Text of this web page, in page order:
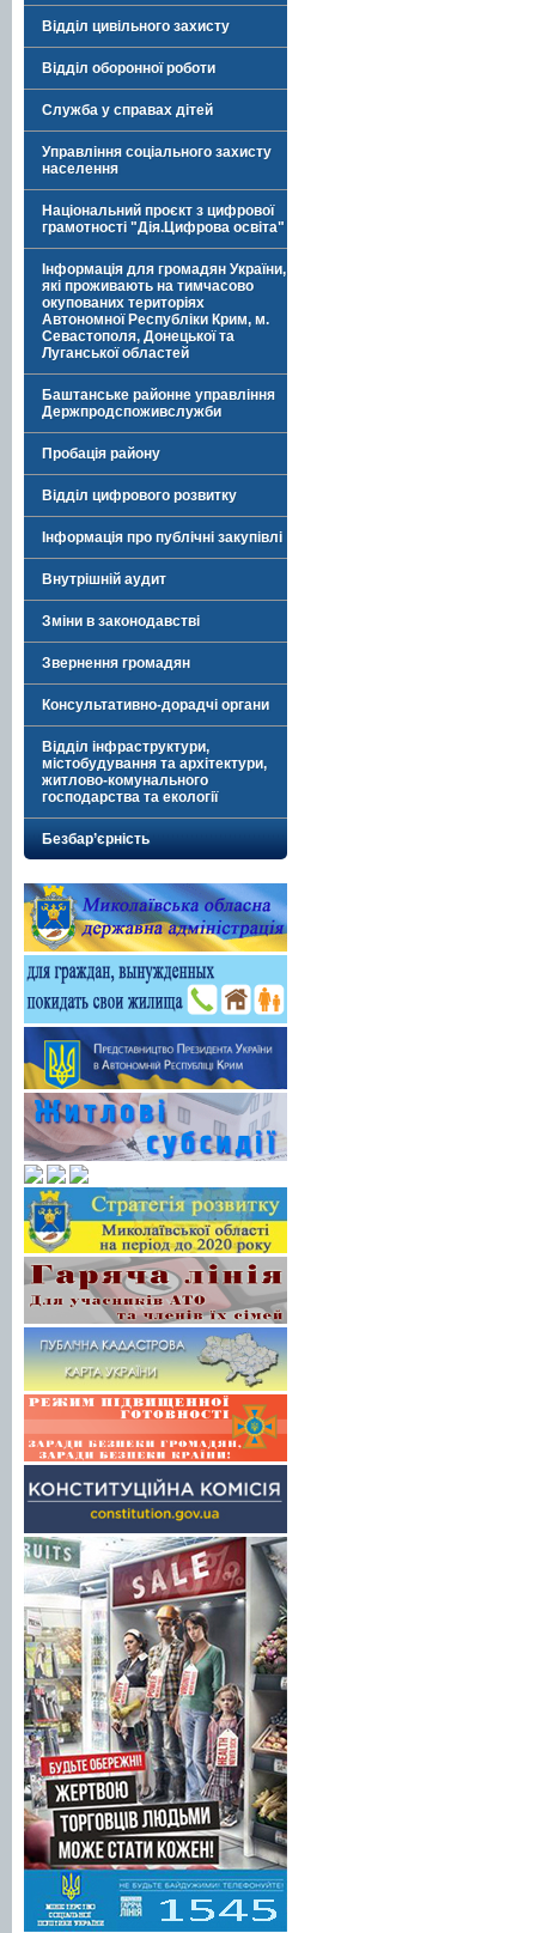
Відділ цивільного захисту
Відділ оборонної роботи
Служба у справах дітей
Управління соціального захисту
населення
Національний проєкт з цифрової
грамотності "Дія.Цифрова освіта"
Інформація для громадян України,
які проживають на тимчасово
окупованих територіях
Автономної Республіки Крим, м.
Севастополя, Донецької та
Луганської областей
Баштанське районне управління
Держпродспоживслужби
Пробація району
Відділ цифрового розвитку
Інформація про публічні закупівлі
Внутрішній аудит
Зміни в законодавстві
Звернення громадян
Консультативно-дорадчі органи
Відділ інфраструктури,
містобудування та архітектури,
житлово-комунального
господарства та екології
Безбар’єрність